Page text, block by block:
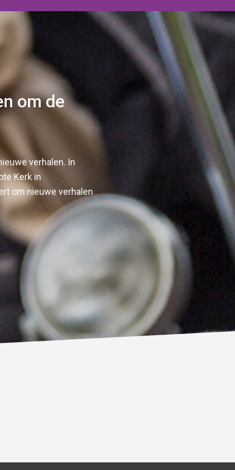
om de
verhalen. In
Kerk in
om nieuwe verhalen